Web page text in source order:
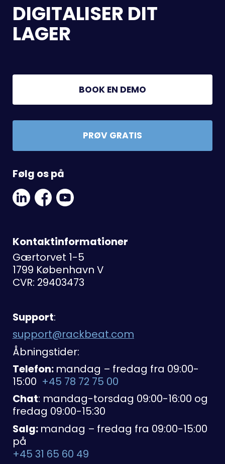
DIGITALISER DIT
LAGER
BOOK EN DEMO
PRØV GRATIS
Følg os på
Linkedin
Social
Link
Facebook
Social
Link
Youtube
Link
Kontaktinformationer
Gærtorvet 1-5
1799 København V
CVR: 29403473
Support:
support@rackbeat.com
Åbningstider:
Telefon: mandag – fredag fra 09:00-
15:00 +45 78 72 75 00
Chat: mandag-torsdag 09:00-16:00 og
fredag 09:00-15:30
Salg: mandag – fredag fra 09:00-15:00
på
+45 31 65 60 49